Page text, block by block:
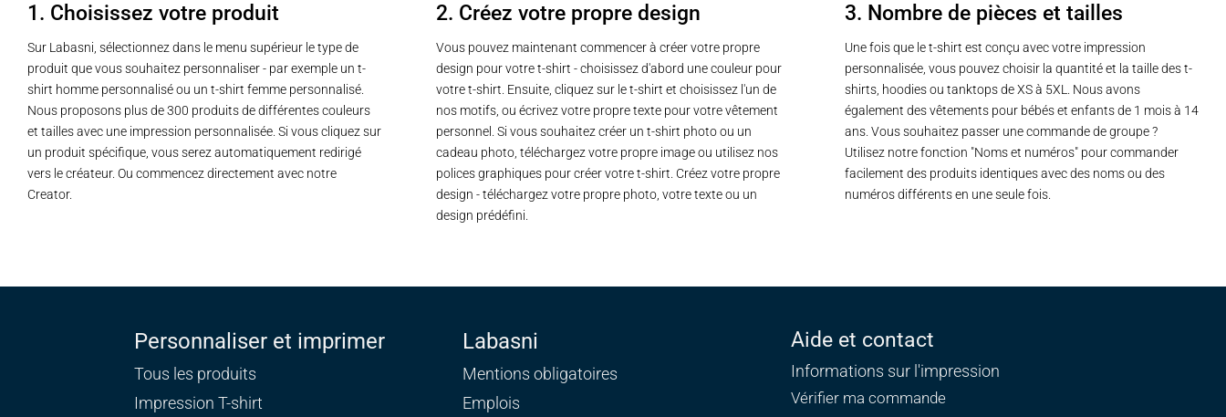
1. Choisissez votre produit
Sur Labasni, sélectionnez dans le menu supérieur le type de
produit que vous souhaitez personnaliser - par exemple un t-
shirt homme personnalisé ou un t-shirt femme personnalisé.
Nous proposons plus de 300 produits de différentes couleurs
et tailles avec une impression personnalisée. Si vous cliquez sur
un produit spécifique, vous serez automatiquement redirigé
vers le créateur. Ou commencez directement avec notre
Creator.
2. Créez votre propre design
Vous pouvez maintenant commencer à créer votre propre
design pour votre t-shirt - choisissez d'abord une couleur pour
votre t-shirt. Ensuite, cliquez sur le t-shirt et choisissez l'un de
nos motifs, ou écrivez votre propre texte pour votre vêtement
personnel. Si vous souhaitez créer un t-shirt photo ou un
cadeau photo, téléchargez votre propre image ou utilisez nos
polices graphiques pour créer votre t-shirt. Créez votre propre
design - téléchargez votre propre photo, votre texte ou un
design prédéfini.
3. Nombre de pièces et tailles
Une fois que le t-shirt est conçu avec votre impression
personnalisée, vous pouvez choisir la quantité et la taille des t-
shirts, hoodies ou tanktops de XS à 5XL. Nous avons
également des vêtements pour bébés et enfants de 1 mois à 14
ans. Vous souhaitez passer une commande de groupe ?
Utilisez notre fonction "Noms et numéros" pour commander
facilement des produits identiques avec des noms ou des
numéros différents en une seule fois.
Personnaliser et imprimer
Tous les produits
Impression T-shirt
Labasni
Mentions obligatoires
Emplois
Aide et contact
Informations sur l'impression
Vérifier ma commande